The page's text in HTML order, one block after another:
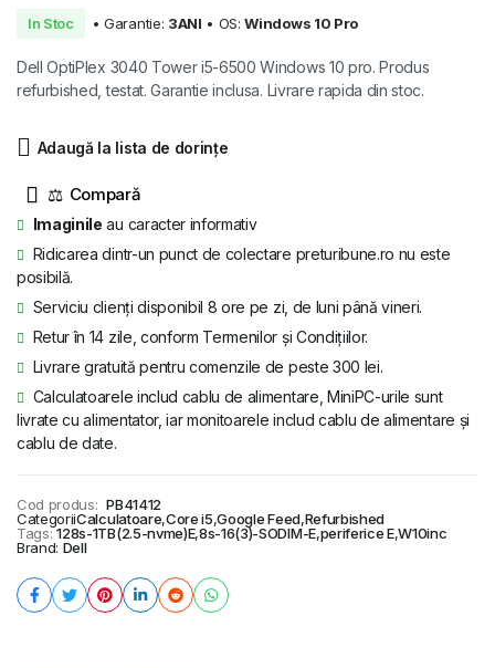
a
este:
In Stoc • Garantie: 3ANI • OS:Windows 10 Pro
Dell OptiPlex 3040 Tower i5-6500 Windows 10 pro. Produs
refurbished, testat. Garantie inclusa. Livrare rapida din stoc.
Adaugă la lista de dorințe
⚖
Imaginile au caracter informativ
Ridicarea dintr-un punct de colectare preturibune.ro nu este
posibilă.
Serviciu clienți disponibil 8 ore pe zi, de luni până vineri.
Retur în 14 zile, conform Termenilor și Condițiilor.
Livrare gratuită pentru comenzile de peste 300 lei.
Calculatoarele includ cablu de alimentare, MiniPC-urile sunt
livrate cu alimentator, iar monitoarele includ cablu de alimentare și
cablu de date.
Cod produs: PB41412
CategoriiCalculatoare,Core i5,Google Feed,Refurbished
Tags: 128s-1TB(2.5-nvme)E,8s-16(3)-SODIM-E,periferice E,W10inc
Brand: Dell